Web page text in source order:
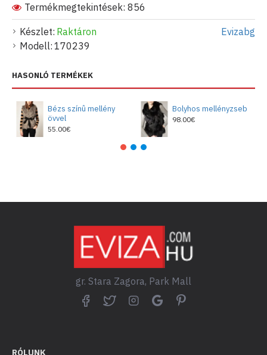
Készlet: Raktáron
Modell: 170239
Evizabg
Termékmegtekintések: 856
HASONLÓ TERMÉKEK
Bézs színû mellény
övvel
55.00€
Bolyhos mellényzseb
98.00€
gr. Stara Zagora, Park Mall
RÓLUNK